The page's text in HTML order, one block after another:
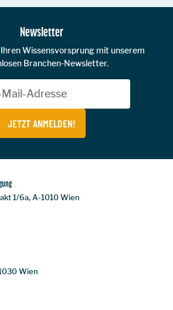
Newsletter
Wissensvorsprung mit unserem
Branchen-Newsletter.
JETZT ANMELDEN!
1/6a, A-1010 Wien
Wien